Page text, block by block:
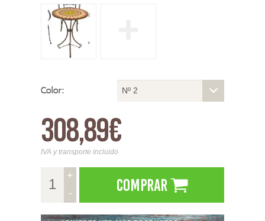
Color: Nº 2
308,89€
IVA y transporte incluido
+
-
Comprar